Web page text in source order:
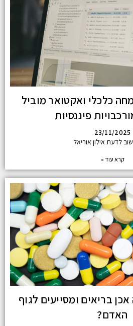
כלכלי ואקטואר מוביל
פיננסיות
23/11/2025
לדעת אילון אוריאל
קרא עוד »
בריאים ומסייעים לגוף
האדם?